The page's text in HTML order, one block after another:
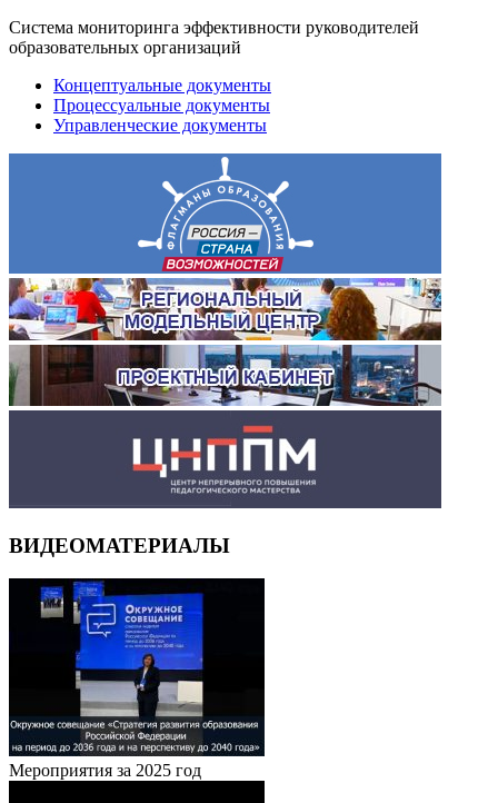
Система мониторинга эффективности руководителей
образовательных организаций
Концептуальные документы
Процессуальные документы
Управленческие документы
ВИДЕОМАТЕРИАЛЫ
Мероприятия за 2025 год